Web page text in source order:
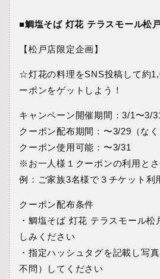
■鯛塩そば 灯花 テラスモール松
【松戸店限定企画】
☆灯花の料理をSNS投稿して約
ーポンをゲットしよう！
キャンペーン開催期間：3/1〜3/
クーポン配布期間：〜3/29（なく
クーポン使用可能：〜3/31
※お一人様１クーポンの利用とさ
例：ご家族3名様で３チケット利
クーポン配布条件
・鯛塩そば 灯花 テラスモール
しみください
・指定ハッシュタグを記載し写
不問）してください